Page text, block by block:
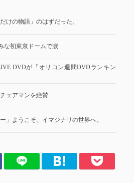
けの物語」のはずだった。
な初東京ドームで涙
DVDが「オリコン週間DVDランキン
ェアマンを絶賛
」ようこそ、イマジナリの世界へ。
はてブ Pocket